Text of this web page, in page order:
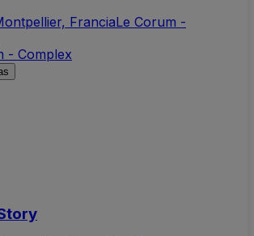
FranciaLe Corum -
- Complex